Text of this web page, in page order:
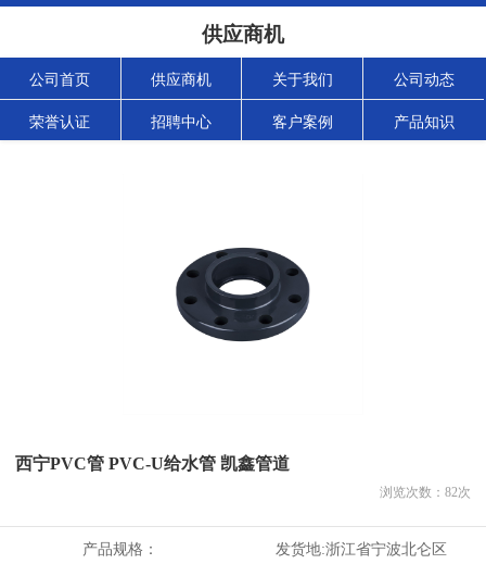
供应商机
公司首页 供应商机 关于我们 公司动态
荣誉认证 招聘中心 客户案例 产品知识
西宁PVC管 PVC-U给水管 凯鑫管道
浏览次数： 82次
产品规格： 发货地:浙江省宁波北仑区